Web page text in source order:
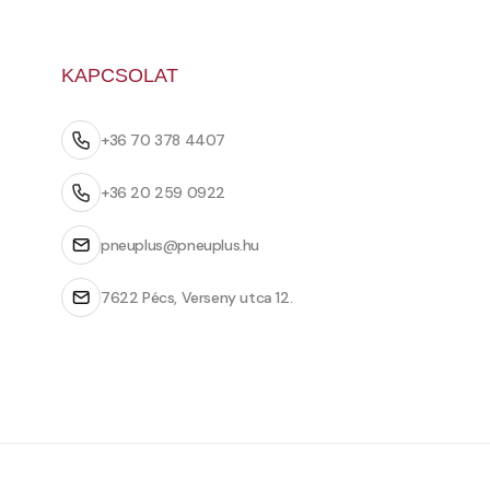
KAPCSOLAT
+36 70 378 4407
+36 20 259 0922
pneuplus@pneuplus.hu
7622 Pécs, Verseny utca 12.